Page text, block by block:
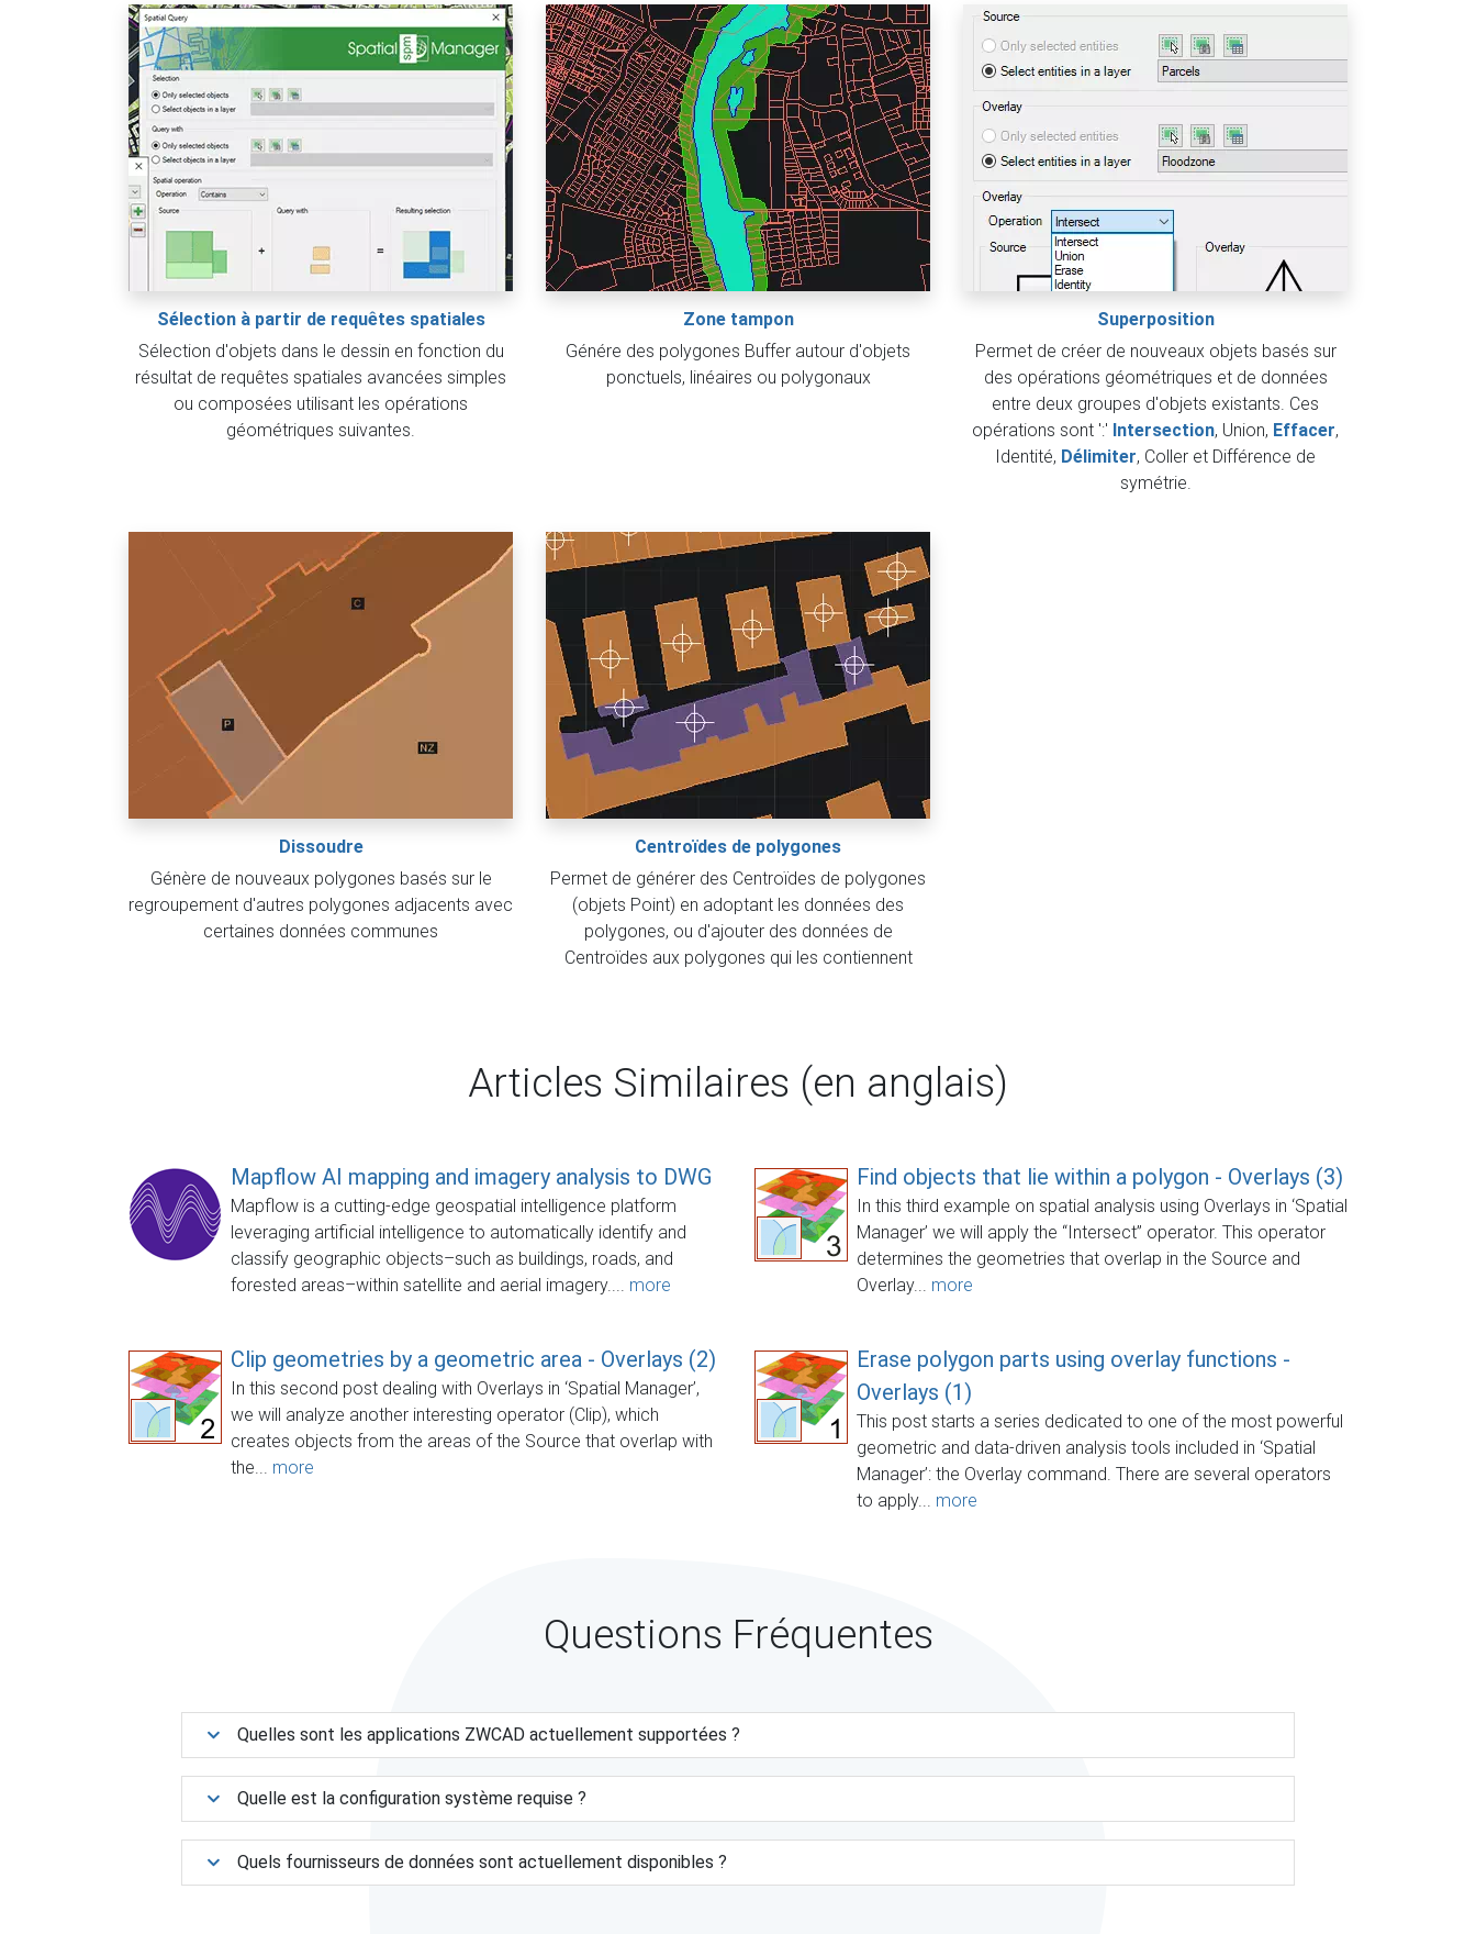
Sélection à partir de requêtes spatiales
Sélection d'objets dans le dessin en fonction du
résultat de requêtes spatiales avancées simples
ou composées utilisant les opérations
géométriques suivantes.
Zone tampon
Génére des polygones Buffer autour d'objets
ponctuels, linéaires ou polygonaux
Superposition
Permet de créer de nouveaux objets basés sur
des opérations géométriques et de données
entre deux groupes d'objets existants. Ces
opérations sont ':' Intersection, Union, Effacer,
Identité, Délimiter, Coller et Différence de
symétrie.
Dissoudre
Génère de nouveaux polygones basés sur le
regroupement d'autres polygones adjacents avec
certaines données communes
Centroïdes de polygones
Permet de générer des Centroïdes de polygones
(objets Point) en adoptant les données des
polygones, ou d'ajouter des données de
Centroïdes aux polygones qui les contiennent
Articles Similaires (en anglais)
Mapflow AI mapping and imagery analysis to DWG
Mapflow is a cutting-edge geospatial intelligence platform
leveraging artificial intelligence to automatically identify and
classify geographic objects–such as buildings, roads, and
forested areas–within satellite and aerial imagery.... more
Find objects that lie within a polygon - Overlays (3)
In this third example on spatial analysis using Overlays in ‘Spatial
Manager’ we will apply the “Intersect” operator. This operator
determines the geometries that overlap in the Source and
Overlay... more
Clip geometries by a geometric area - Overlays (2)
In this second post dealing with Overlays in ‘Spatial Manager’,
we will analyze another interesting operator (Clip), which
creates objects from the areas of the Source that overlap with
the... more
Erase polygon parts using overlay functions -
Overlays (1)
This post starts a series dedicated to one of the most powerful
geometric and data-driven analysis tools included in ‘Spatial
Manager’: the Overlay command. There are several operators
to apply... more
Questions Fréquentes
Quelles sont les applications ZWCAD actuellement supportées ?
Quelle est la configuration système requise ?
Quels fournisseurs de données sont actuellement disponibles ?